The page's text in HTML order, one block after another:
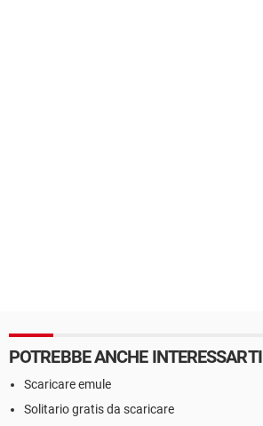
POTREBBE ANCHE INTERESSARTI
Scaricare emule
Solitario gratis da scaricare